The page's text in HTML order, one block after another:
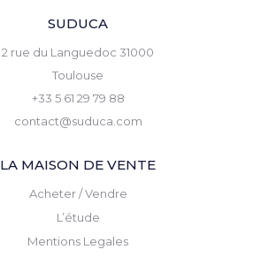
SUDUCA
2 rue du Languedoc 31000
Toulouse
+33 5 61 29 79 88
contact@suduca.com
LA MAISON DE VENTE
Acheter / Vendre
L’étude
Mentions Legales